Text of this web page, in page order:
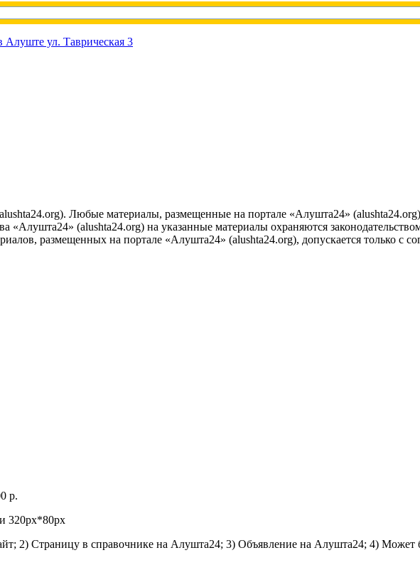
Любые материалы, размещенные на портале «Алушта24»
«Алушта24» (alushta24.org) на указанные материалы охраняются
размещенных на портале «Алушта24» (alushta24.org), допускается только с
р.
320px*80px
2) Страницу в справочнике на Алушта24; 3) Объявление на Алушта24; 4) Может